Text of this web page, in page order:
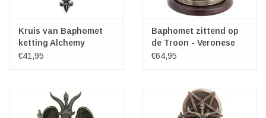
Kruis van Baphomet
ketting Alchemy
€41,95
Baphomet zittend op
de Troon - Veronese
Design
€64,95